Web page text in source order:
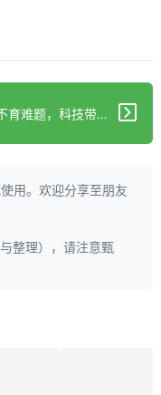
下一篇：AI助力解决男性不育难题，科技带来新希望
用。欢迎分享至朋友
整理），请注意甄